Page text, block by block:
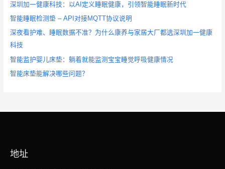
深圳加一健康科技：以AI定义睡眠健康，引领智能睡眠新时代
智能睡眠检测垫 – API对接MQTT协议说明
深夜看护难、睡眠数据不准？为什么康养与家居大厂都选深圳加一健康
科技
智能监护婴儿床垫：躺着就能监测宝宝睡觉呼吸健康情况
智能床垫能解决哪些问题？
地址